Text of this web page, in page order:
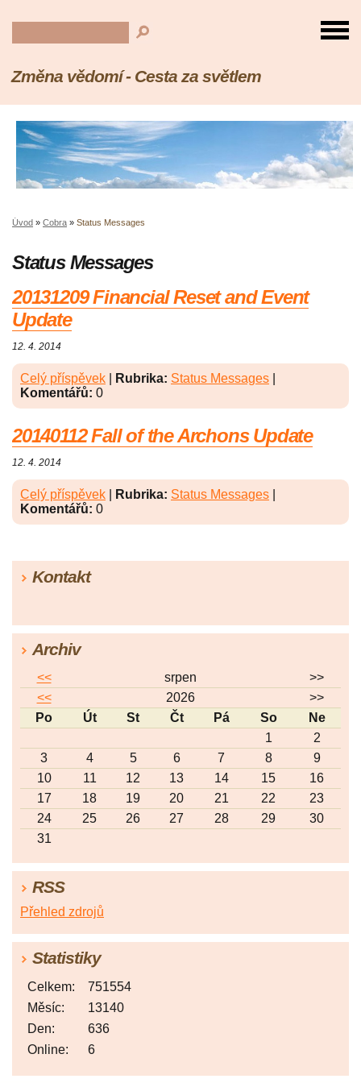
Změna vědomí - Cesta za světlem
Úvod » Cobra » Status Messages
Status Messages
20131209 Financial Reset and Event
Update
12. 4. 2014
Celý příspěvek Rubrika: Status Messages
Komentářů: 0
20140112 Fall of the Archons Update
12. 4. 2014
Celý příspěvek Rubrika: Status Messages
Komentářů: 0
Kontakt
Archiv
<< srpen
>>
<<
2026
>>
Po
Út St Čt Pá So
Ne
1
2
3
4 5 6 7 8
9
10
11 12 13 14 15
16
17
18 19 20 21 22
23
24
25 26 27 28 29
30
31
RSS
Přehled zdrojů
Statistiky
Online: 6
Celkem:
751554
Měsíc:
13140
Den:
636